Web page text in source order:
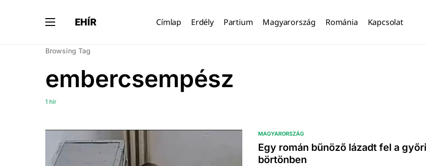
EHÍR Címlap Erdély Partium Magyarország Románia Kapcsolat
Browsing Tag
embercsempész
1 hír
MAGYARORSZÁG
Egy román bűnöző lázadt fel a győri
börtönben